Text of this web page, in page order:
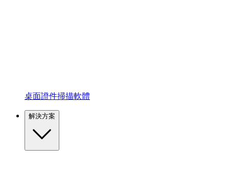
桌面證件掃描軟體
解決方案